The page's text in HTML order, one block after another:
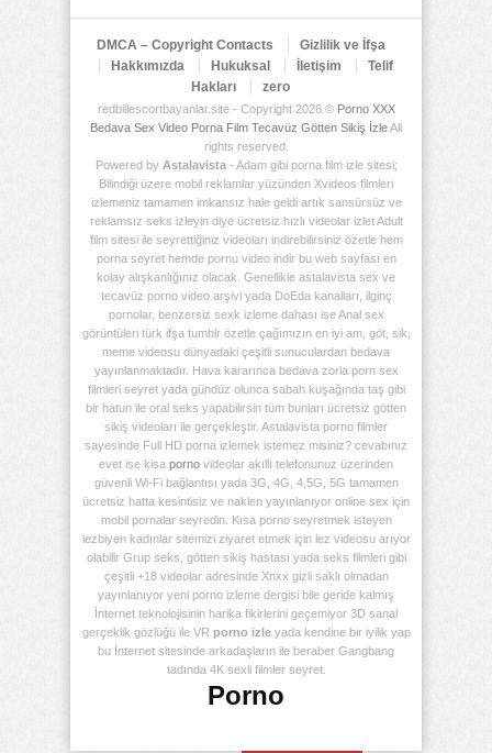
DMCA – Copyright Contacts
Gizlilik ve İfşa
Hakkımızda
Hukuksal İletişim
Telif
Hakları
zero
redbillescortbayanlar.site - Copyright 2026 © Porno XXX
Bedava Sex Video Porna Film Tecavüz Götten Sikiş İzleAll
rights reserved.
Powered by Astalavista- Adam gibi porna film izle sitesi;
Bilindiği üzere mobil reklamlar yüzünden Xvideos filmleri
izlemeniz tamamen imkansız hale geldi artık sansürsüz ve
reklamsız seks izleyin diye ücretsiz hızlı videolar izlet Adult
film sitesi ile seyrettiğiniz videoları indirebilirsiniz özetle hem
porna seyret hemde pornu video indir bu web sayfası en
kolay alışkanlığınız olacak. Genellikle astalavista sex ve
tecavüz porno video arşivi yada DoEda kanalları, ilginç
pornolar, benzersiz sexk izleme dahası ise Anal sex
görüntüleri türk ifşa tumblr özetle çağımızın en iyi am, göt, sik,
meme videosu dünyadaki çeşitli sunuculardan bedava
yayınlanmaktadır. Hava kararınca bedava zorla porn sex
filmleri seyret yada gündüz olunca sabah kuşağında taş gibi
bir hatun ile oral seks yapabilirsin tüm bunları ücretsiz götten
sikiş videoları ile gerçekleştir. Astalavista porno filmler
sayesinde Full HD porna izlemek istemez misiniz? cevabınız
evet ise kisa porno videolar akıllı telefonunuz üzerinden
güvenli Wi-Fi bağlantısı yada 3G, 4G, 4,5G, 5G tamamen
ücretsiz hatta kesintisiz ve naklen yayınlanıyor online sex için
mobil pornalar seyredin. Kısa porno seyretmek isteyen
lezbiyen kadınlar sitemizi ziyaret etmek için lez videosu arıyor
olabilir Grup seks, götten sikiş hastası yada seks filmleri gibi
çeşitli +18 videolar adresinde Xnxx gizli saklı olmadan
yayınlanıyor yeni porno izleme dergisi bile geride kalmış
İnternet teknolojisinin harika fikirlerini geçemiyor 3D sanal
gerçeklik gözlüğü ile VR porno izleyada kendine bir iyilik yap
bu İnternet sitesinde arkadaşların ile beraber Gangbang
tadında 4K sexli filmler seyret.
Porno